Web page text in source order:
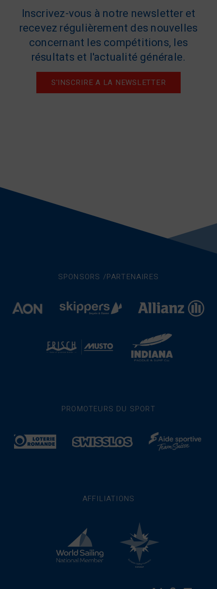
Inscrivez-vous à notre newsletter et
recevez régulièrement des nouvelles
concernant les compétitions, les
résultats et l'actualité générale.
S'INSCRIRE A LA NEWSLETTER
SPONSORS /PARTENAIRES
PROMOTEURS DU SPORT
AFFILIATIONS